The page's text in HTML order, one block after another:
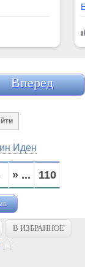
Вперед
Иден
» ... 110
В ИЗБРАННОЕ